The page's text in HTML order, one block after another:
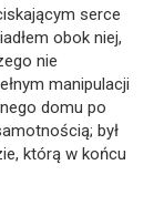
serce
obok niej,
nie
manipulacji
domu po
był
którą w końcu